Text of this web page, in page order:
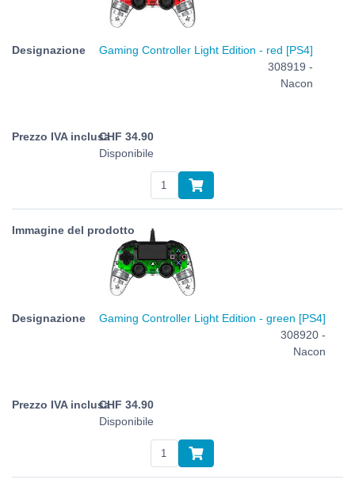
Gaming Controller Light Edition - red [PS4]
308919 -
Nacon
CHF 34.90
Disponibile
Gaming Controller Light Edition - green [PS4]
308920 -
Nacon
CHF 34.90
Disponibile